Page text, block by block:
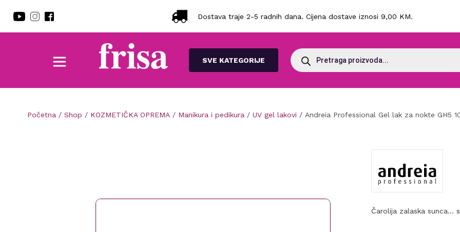
Dostava traje 2-5 radnih dana. Cijena dostave iznosi 9,00 KM.
SVE KATEGORIJE
Products
search
Početna / Shop / KOZMETIČKA OPREMA / Manikura i pedikura / UV gel lakovi / Andreia Professional Gel lak za nokte GH5
Čarolija zalaska sunca…